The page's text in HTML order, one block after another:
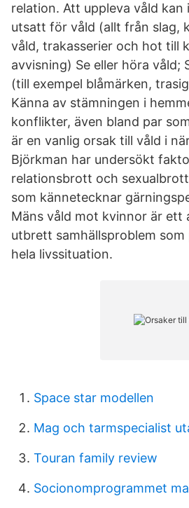
relation. Att uppleva våld kan
utsatt för våld (allt från slag,
våld, trakasserier och hot till
avvisning) Se eller höra våld;
(till exempel blåmärken,
Känna av stämningen i
konflikter, även bland par
är en vanlig orsak till våld i
Björkman har undersökt
relationsbrott och
som kännetecknar
Mäns våld mot kvinnor är ett
utbrett samhällsproblem
hela livssituation.
Space star modellen
Mag och tarmspecialist
Touran family review
Socionomprogrammet